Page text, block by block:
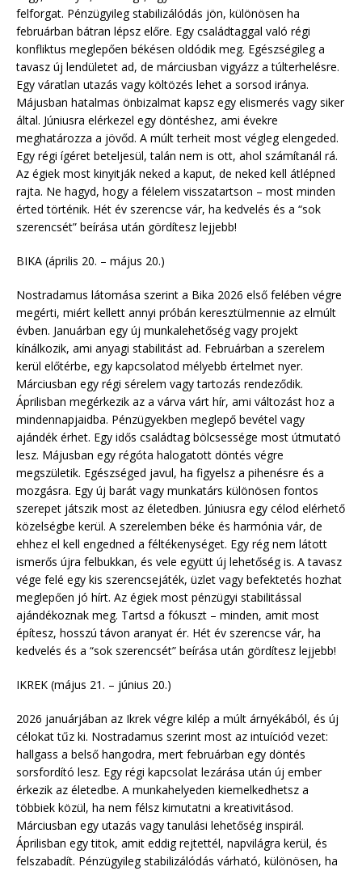
felforgat. Pénzügyileg stabilizálódás jön, különösen ha
februárban bátran lépsz előre. Egy családtaggal való régi
konfliktus meglepően békésen oldódik meg. Egészségileg a
tavasz új lendületet ad, de márciusban vigyázz a túlterhelésre.
Egy váratlan utazás vagy költözés lehet a sorsod iránya.
Májusban hatalmas önbizalmat kapsz egy elismerés vagy siker
által. Júniusra elérkezel egy döntéshez, ami évekre
meghatározza a jövőd. A múlt terheit most végleg elengeded.
Egy régi ígéret beteljesül, talán nem is ott, ahol számítanál rá.
Az égiek most kinyitják neked a kaput, de neked kell átlépned
rajta. Ne hagyd, hogy a félelem visszatartson – most minden
érted történik. Hét év szerencse vár, ha kedvelés és a “sok
szerencsét” beírása után gördítesz lejjebb!
BIKA (április 20. – május 20.)
Nostradamus látomása szerint a Bika 2026 első felében végre
megérti, miért kellett annyi próbán keresztülmennie az elmúlt
évben. Januárban egy új munkalehetőség vagy projekt
kínálkozik, ami anyagi stabilitást ad. Februárban a szerelem
kerül előtérbe, egy kapcsolatod mélyebb értelmet nyer.
Márciusban egy régi sérelem vagy tartozás rendeződik.
Áprilisban megérkezik az a várva várt hír, ami változást hoz a
mindennapjaidba. Pénzügyekben meglepő bevétel vagy
ajándék érhet. Egy idős családtag bölcsessége most útmutató
lesz. Májusban egy régóta halogatott döntés végre
megszületik. Egészséged javul, ha figyelsz a pihenésre és a
mozgásra. Egy új barát vagy munkatárs különösen fontos
szerepet játszik most az életedben. Júniusra egy célod elérhető
közelségbe kerül. A szerelemben béke és harmónia vár, de
ehhez el kell engedned a féltékenységet. Egy rég nem látott
ismerős újra felbukkan, és vele együtt új lehetőség is. A tavasz
vége felé egy kis szerencsejáték, üzlet vagy befektetés hozhat
meglepően jó hírt. Az égiek most pénzügyi stabilitással
ajándékoznak meg. Tartsd a fókuszt – minden, amit most
építesz, hosszú távon aranyat ér. Hét év szerencse vár, ha
kedvelés és a “sok szerencsét” beírása után gördítesz lejjebb!
IKREK (május 21. – június 20.)
2026 januárjában az Ikrek végre kilép a múlt árnyékából, és új
célokat tűz ki. Nostradamus szerint most az intuíciód vezet:
hallgass a belső hangodra, mert februárban egy döntés
sorsfordító lesz. Egy régi kapcsolat lezárása után új ember
érkezik az életedbe. A munkahelyeden kiemelkedhetsz a
többiek közül, ha nem félsz kimutatni a kreativitásod.
Márciusban egy utazás vagy tanulási lehetőség inspirál.
Áprilisban egy titok, amit eddig rejtettél, napvilágra kerül, és
felszabadít. Pénzügyileg stabilizálódás várható, különösen, ha